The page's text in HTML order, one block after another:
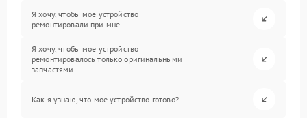
Я хочу, чтобы мое устройство
ремонтировали при мне.
Я хочу, чтобы мое устройство
ремонтировалось только оригинальными
запчастями.
Как я узнаю, что мое устройство готово?